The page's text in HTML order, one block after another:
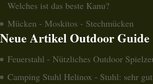
Welches ist das beste Kanu?
Mücken - Moskitos - Stechmücken
Neue Artikel Outdoor Guide
Feuerstahl - Nützliches Outdoor
Camping Stuhl Helinox - Stuhl: sehr